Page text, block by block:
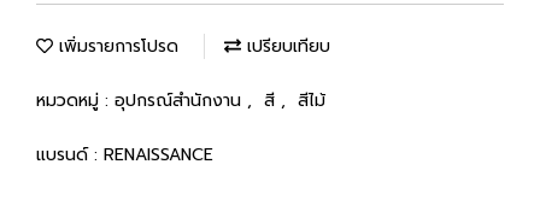
เพิ่มรายการโปรด เปรียบเทียบ
หมวดหมู่ : อุปกรณ์สำนักงาน , สี , สีไม้
แบรนด์ : RENAISSANCE